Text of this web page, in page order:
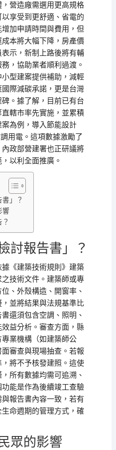
營造廠需選用更高規格
享受到更舒適、省電的
加申請時間與費用，但
本將大幅下降，房產價
示，新制上路後將有輔
，協助業者順利過渡。
型建案提供補助，減輕
際減碳承諾，更是台灣
。據了解，目前已有台
轄市率先實施，並累積
為例，導入節能設計
用電。這項數據激勵了
政部營建署也正研議將
以利全面推廣。
」？
響
討報告書」？
據《建築技術規則》建築
技術文件。建築師或專
、外殼構造、開窗率、
並將結果與法規基準比
還須包含空調、照明、
益分析。審查方面，縣
業機構（如建築師公
審查與現場抽查。若報
將不予核發建照。這使
所有數據均需可追溯、
能是作為後續竣工查驗
報告書內容一致，若有
命週期的管理方式，確
眾的影響